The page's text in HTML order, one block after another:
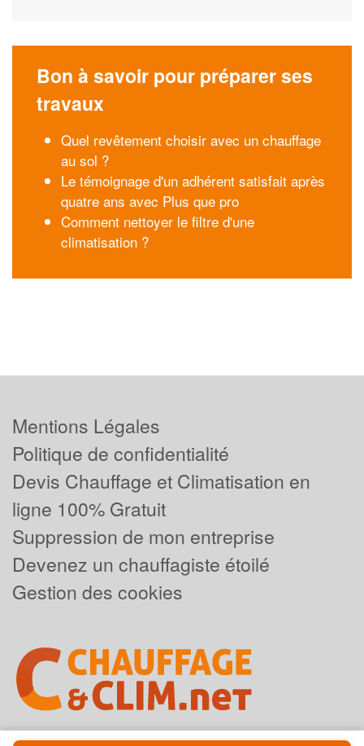
Bon à savoir pour préparer ses
travaux
Quel revêtement choisir avec un chauffage
au sol ?
Le témoignage d'un adhérent satisfait après
quatre ans avec Plus que pro
Comment nettoyer le filtre d'une
climatisation ?
Mentions Légales
Politique de confidentialité
Devis Chauffage et Climatisation en
ligne 100% Gratuit
Suppression de mon entreprise
Devenez un chauffagiste étoilé
Gestion des cookies